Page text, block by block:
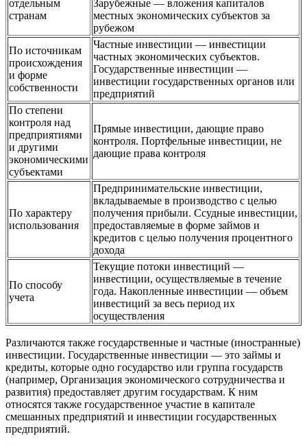
отдельным
странам
Зарубежные — вложения капиталов
местных экономических субъектов за
рубежом
По источникам
происхождения
и форме
собственности
Частные инвестиции — инвестиции
частных экономических субъектов.
Государственные инвестиции —
инвестиции государственных органов или
предприятий
По степени
контроля над
предприятиями
и другими
экономическими
субъектами
Прямые инвестиции, дающие право
контроля. Портфельные инвестиции, не
дающие права контроля
По характеру
использования
Предпринимательские инвестиции,
вкладываемые в производство с целью
получения прибыли. Ссудные инвестиции,
предоставляемые в форме займов и
кредитов с целью получения процентного
дохода
По способу
учета
Текущие потоки инвестиций —
инвестиции, осуществляемые в течение
года. Накопленные инвестиции — объем
инвестиций за весь период их
осуществления
Различаются также государственные и частные (иностранные)
инвестиции. Государственные инвестиции — это займы и
кредиты, которые одно государство или группа государств
(например, Организация экономического сотрудничества и
развития) предоставляет другим государствам. К ним
относятся также государственное участие в капитале
смешанных предприятий и инвестиции государственных
предприятий.